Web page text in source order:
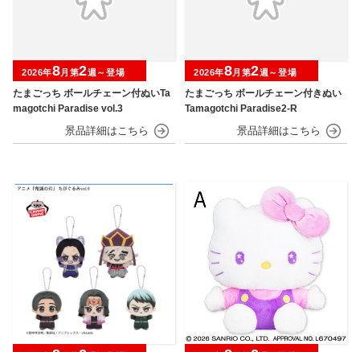
たまごっち ボールチェーン付ぬいTa
magotchi Paradise vol.3
2026年8月第2週～登場
たまごっち ボールチェーン付きぬい
Tamagotchi Paradise2-R
2026年8月第2週～登場